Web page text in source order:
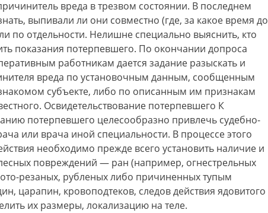
вреда в трезвом состоянии. В последнем
выпивали ли они совместно (где, за какое время до
по отдельности. Нелишне специально выяснить, кто
показания потерпевшего. По окончании допроса
работникам дается задание разыскать и
вреда по установочным данным, сообщенным
субъекте, либо по описанным им признакам
Освидетельствование потерпевшего К
потерпевшего целесообразно привлечь судебно-
или врача иной специальности. В процессе этого
необходимо прежде всего установить наличие и
повреждений — ран (например, огнестрельных
резаных, рубленых либо причиненных тупым
царапин, кровоподтеков, следов действия ядовитого
их размеры, локализацию на теле.